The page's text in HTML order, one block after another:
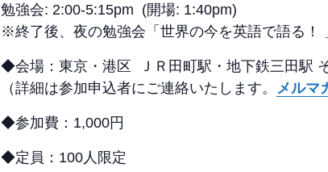
勉強会: 2:00-5:15pm (開場: 1:40pm)
※終了後、夜の勉強会「世界の今を英語で語る！
◆会場：東京・港区 ＪＲ田町駅・地下鉄三田駅
（詳細は参加申込者にご連絡いたします。
メルマ
◆参加費：1,000円
◆定員：100人限定